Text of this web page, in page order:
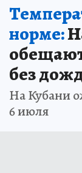
норме:
без
На Кубани
6 июля